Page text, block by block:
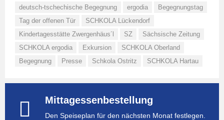
deutsch-tschechische Begegnung
ergodia
Begegnungstag
Tag der offenen Tür
SCHKOLA Lückendorf
Kindertagesstätte Zwergenhäus´l
SZ
Sächsische Zeitung
SCHKOLA ergodia
Exkursion
SCHKOLA Oberland
Begegnung
Presse Schkola Ostritz SCHKOLA Hartau
Mittagessenbestellung
Den Speiseplan für den nächsten Monat festlegen.